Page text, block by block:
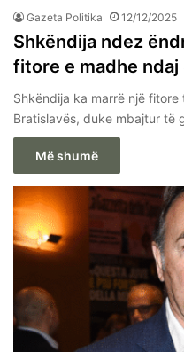
Gazeta Politika 12/12/2025
Shkëndija ndez
fitore e madhe ndaj
Shkëndija ka marrë një
Bratislavës, duke mbajtur të
Më shumë